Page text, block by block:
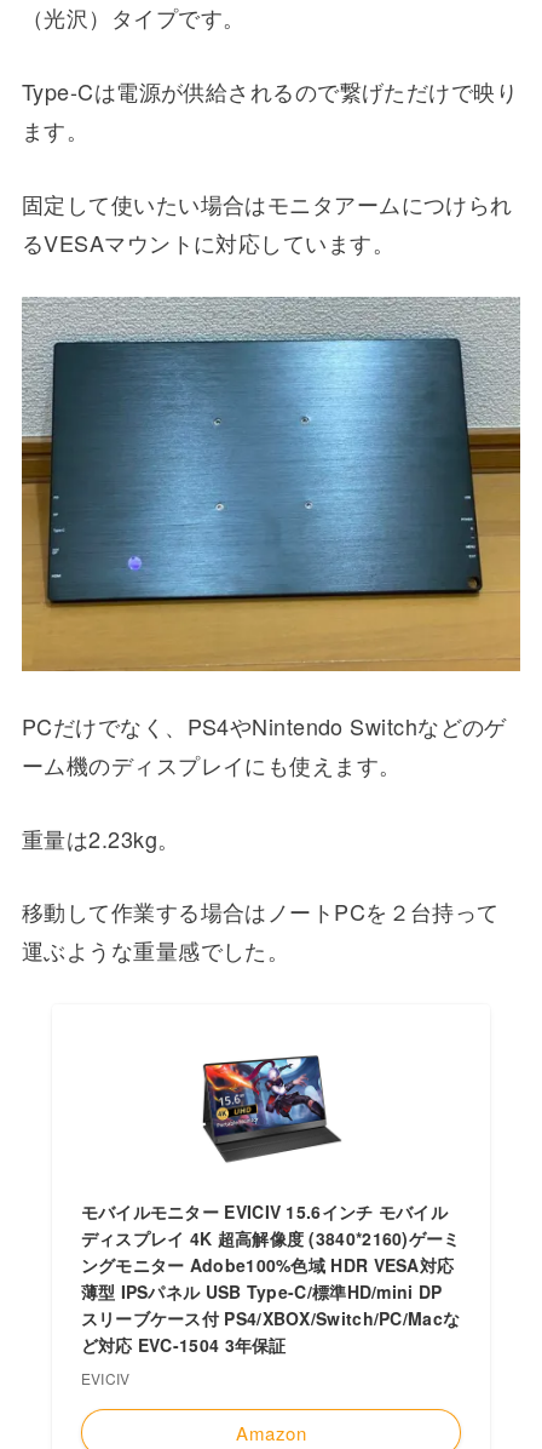
（光沢）タイプです。
Type-Cは電源が供給されるので繋げただけで映り
ます。
固定して使いたい場合はモニタアームにつけられ
るVESAマウントに対応しています。
PCだけでなく、PS4やNintendo Switchなどのゲ
ーム機のディスプレイにも使えます。
重量は2.23kg。
移動して作業する場合はノートPCを２台持って
運ぶような重量感でした。
モバイルモニター EVICIV 15.6インチ モバイル
ディスプレイ 4K 超高解像度 (3840*2160)ゲーミ
ングモニター Adobe100%色域 HDR VESA対応
薄型 IPSパネル USB Type-C/標準HD/mini DP
スリーブケース付 PS4/XBOX/Switch/PC/Macな
ど対応 EVC-1504 3年保証
EVICIV
Amazon